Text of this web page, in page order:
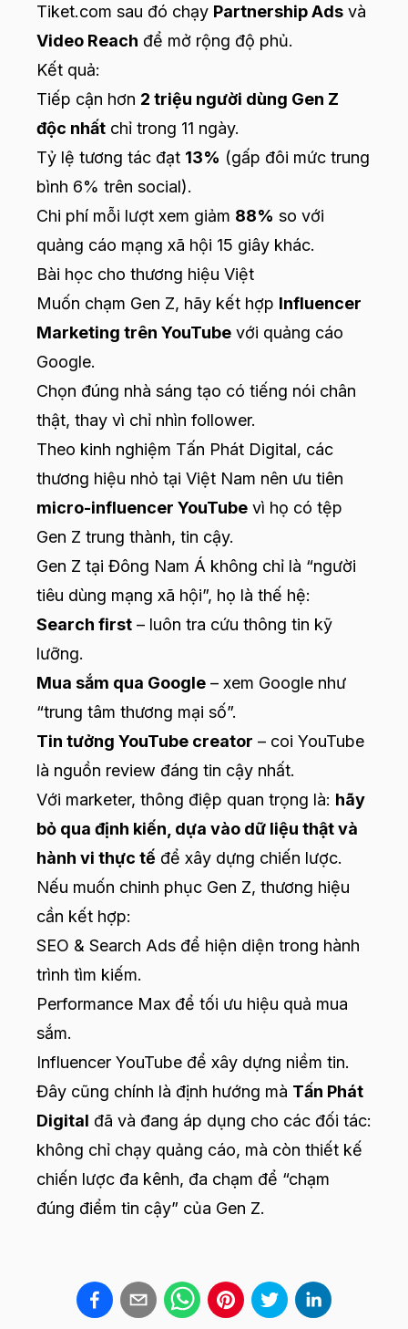
Tiket.com sau đó chạy Partnership Ads và
Video Reach để mở rộng độ phủ.
Kết quả:
Tiếp cận hơn 2 triệu người dùng Gen Z
độc nhất chỉ trong 11 ngày.
Tỷ lệ tương tác đạt 13% (gấp đôi mức trung
bình 6% trên social).
Chi phí mỗi lượt xem giảm 88% so với
quảng cáo mạng xã hội 15 giây khác.
Bài học cho thương hiệu Việt
Muốn chạm Gen Z, hãy kết hợp Influencer
Marketing trên YouTube với quảng cáo
Google.
Chọn đúng nhà sáng tạo có tiếng nói chân
thật, thay vì chỉ nhìn follower.
Theo kinh nghiệm Tấn Phát Digital, các
thương hiệu nhỏ tại Việt Nam nên ưu tiên
micro-influencer YouTube vì họ có tệp
Gen Z trung thành, tin cậy.
Gen Z tại Đông Nam Á không chỉ là “người
tiêu dùng mạng xã hội”, họ là thế hệ:
Search first – luôn tra cứu thông tin kỹ
lưỡng.
Mua sắm qua Google – xem Google như
“trung tâm thương mại số”.
Tin tưởng YouTube creator – coi YouTube
là nguồn review đáng tin cậy nhất.
Với marketer, thông điệp quan trọng là: hãy
bỏ qua định kiến, dựa vào dữ liệu thật và
hành vi thực tế để xây dựng chiến lược.
Nếu muốn chinh phục Gen Z, thương hiệu
cần kết hợp:
SEO & Search Ads để hiện diện trong hành
trình tìm kiếm.
Performance Max để tối ưu hiệu quả mua
sắm.
Influencer YouTube để xây dựng niềm tin.
Đây cũng chính là định hướng mà Tấn Phát
Digital đã và đang áp dụng cho các đối tác:
không chỉ chạy quảng cáo, mà còn thiết kế
chiến lược đa kênh, đa chạm để “chạm
đúng điểm tin cậy” của Gen Z.